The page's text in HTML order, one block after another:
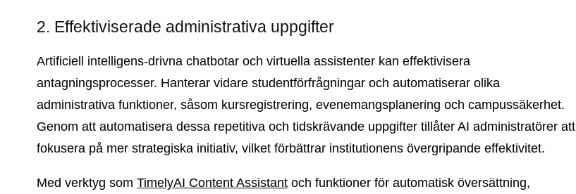
2. Effektiviserade administrativa uppgifter
Artificiell intelligens-drivna chatbotar och virtuella assistenter kan effektivisera
antagningsprocesser. Hanterar vidare studentförfrågningar och automatiserar olika
administrativa funktioner, såsom kursregistrering, evenemangsplanering och campussäkerhet.
Genom att automatisera dessa repetitiva och tidskrävande uppgifter tillåter AI administratörer att
fokusera på mer strategiska initiativ, vilket förbättrar institutionens övergripande effektivitet.
Med verktyg som TimelyAI Content Assistant och funktioner för automatisk översättning,